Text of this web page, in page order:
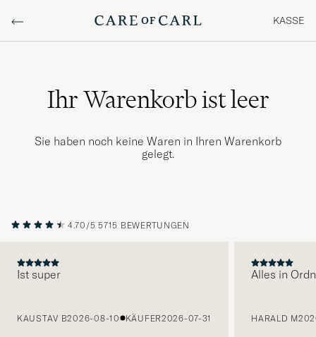
KASSE
Ihr Warenkorb ist leer
Sie haben noch keine Waren in Ihren Warenkorb
gelegt.
4.70/5 5715 BEWERTUNGEN
Ist super
KAUSTAV B2026-08-10 KÄUFER2026-07-31
Alles in
HARALD M